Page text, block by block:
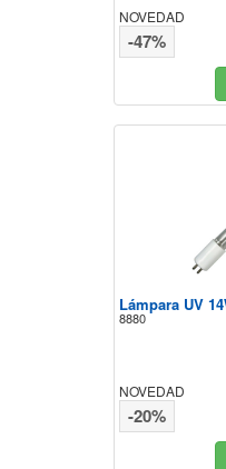
NOVEDAD
-47%
Lámpara UV
8880
NOVEDAD
-20%